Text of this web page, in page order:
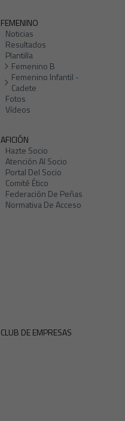
FEMENINO
Noticias
Resultados
Plantilla
Femenino B
Femenino Infantil -
Cadete
Fotos
Vídeos
AFICIÓN
Hazte Socio
Atención Al Socio
Portal Del Socio
Comité Ético
Federación De Peñas
Normativa De Acceso
CLUB DE EMPRESAS